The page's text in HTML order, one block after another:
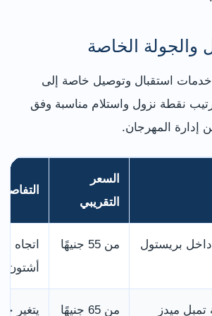
والجولة الخاصة
توفر VisitUKLand خدمات استقبال وتوصيل خاصة إلى
نقطة نزول واستلام مناسبة وفق
إدارة المهرجان.
السعر
التقريبي
بريستول من 55 جنيهًا
اتجاه
أشتون
ميدز من 65 جنيهًا يتغير